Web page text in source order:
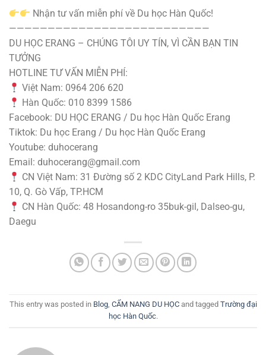
Nhận tư vấn miễn phí về Du học Hàn Quốc!
——————————————————————————
DU HỌC ERANG – CHÚNG TÔI UY TÍN, VÌ CẦN BẠN TIN
TƯỞNG
HOTLINE TƯ VẤN MIỄN PHÍ:
Việt Nam: 0964 206 620
Hàn Quốc: 010 8399 1586
Facebook: DU HỌC ERANG / Du học Hàn Quốc Erang
Tiktok: Du học Erang / Du học Hàn Quốc Erang
Youtube: duhocerang
Email: duhocerang@gmail.com
CN Việt Nam: 31 Đường số 2 KDC CityLand Park Hills, P.
10, Q. Gò Vấp, TP.HCM
CN Hàn Quốc: 48 Hosandong-ro 35buk-gil, Dalseo-gu,
Daegu
This entry was posted in Blog, CẨM NANG DU HỌCand tagged Trường đại
học Hàn Quốc.